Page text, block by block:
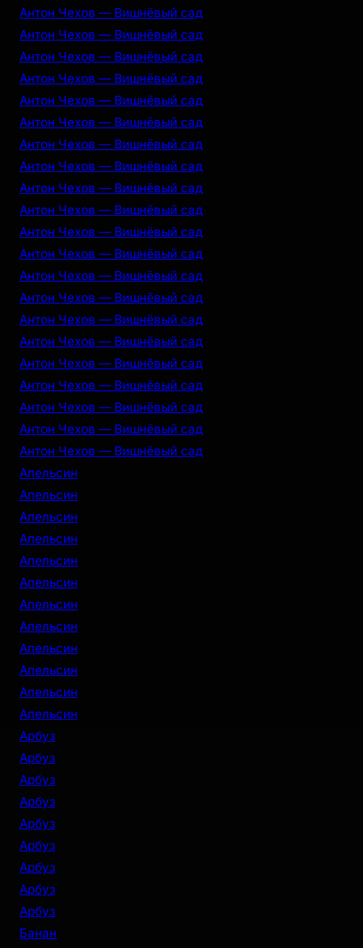
Антон Чехов — Вишнёвый сад
Антон Чехов — Вишнёвый сад
Антон Чехов — Вишнёвый сад
Антон Чехов — Вишнёвый сад
Антон Чехов — Вишнёвый сад
Антон Чехов — Вишнёвый сад
Антон Чехов — Вишнёвый сад
Антон Чехов — Вишнёвый сад
Антон Чехов — Вишнёвый сад
Антон Чехов — Вишнёвый сад
Антон Чехов — Вишнёвый сад
Антон Чехов — Вишнёвый сад
Антон Чехов — Вишнёвый сад
Антон Чехов — Вишнёвый сад
Антон Чехов — Вишнёвый сад
Антон Чехов — Вишнёвый сад
Антон Чехов — Вишнёвый сад
Антон Чехов — Вишнёвый сад
Антон Чехов — Вишнёвый сад
Антон Чехов — Вишнёвый сад
Антон Чехов — Вишнёвый сад
Апельсин
Апельсин
Апельсин
Апельсин
Апельсин
Апельсин
Апельсин
Апельсин
Апельсин
Апельсин
Апельсин
Апельсин
Арбуз
Арбуз
Арбуз
Арбуз
Арбуз
Арбуз
Арбуз
Арбуз
Арбуз
Банан